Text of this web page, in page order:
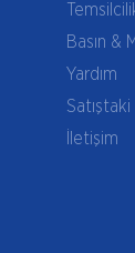
Basın &
Yardım
İletişim